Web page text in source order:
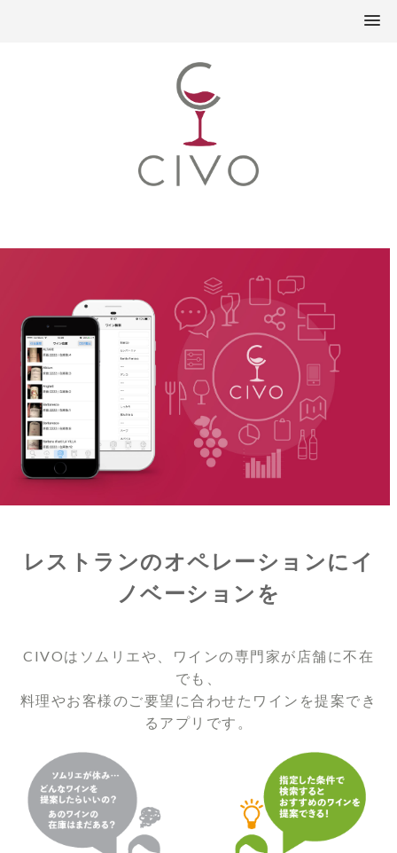
レストランのオペレーションにイ
ノベーションを
CIVOはソムリエや、ワインの専門家が店舗に不在
でも、
料理やお客様のご要望に合わせたワインを提案でき
るアプリです。